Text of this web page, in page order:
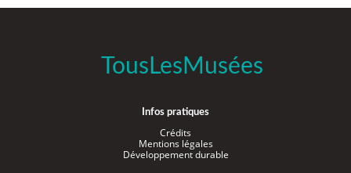
TousLesMusées
Infos pratiques
Crédits
Mentions légales
Développement durable